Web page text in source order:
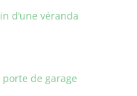
d’une véranda
de garage